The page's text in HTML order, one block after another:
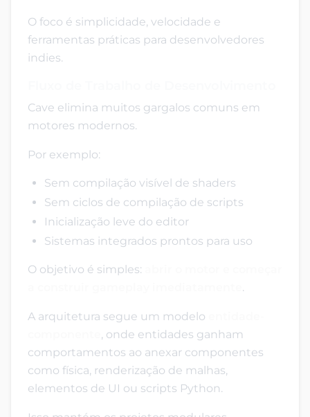
O foco é simplicidade, velocidade e
ferramentas práticas para desenvolvedores
indies.
Cave elimina muitos gargalos comuns em
motores modernos.
Por exemplo:
Sem compilação visível de shaders
Sem ciclos de compilação de scripts
Inicialização leve do editor
Sistemas integrados prontos para uso
O objetivo é simples:
.
A arquitetura segue um modelo
, onde entidades ganham
comportamentos ao anexar componentes
como física, renderização de malhas,
elementos de UI ou scripts Python.